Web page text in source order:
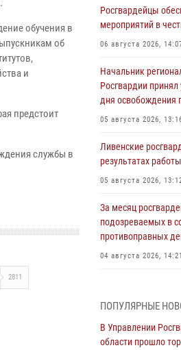
обучения в
об
и
предстоит
службы в
2811
Росгвардейцы
мероприятий в
06 августа 2026,
Начальник
Росгвардии принял
дня освобождения
05 августа 2026,
Ливенские
результатах
05 августа 2026,
За месяц
подозреваемых в
противоправных
04 августа 2026, 14:21
За месяц
ПОПУЛЯРНЫЕ
В Управлении
области прошло